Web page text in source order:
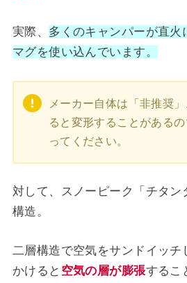
実際、 多くのキャンパーが直火
マグを使い込んでいます。
メーカー自体は「非推奨
ると変形することがある
ってください。
対して、スノーピーク「チタン
構造。
二層構造で空気をサンドイッチ
かけると 空気の層が膨張するこ